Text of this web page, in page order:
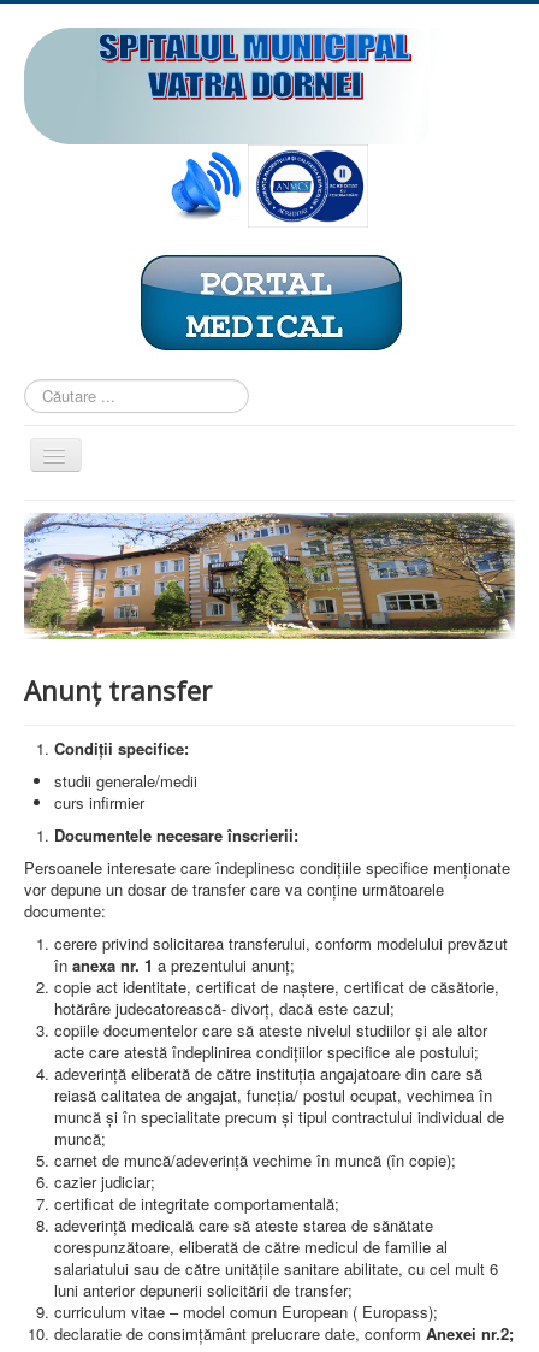
Căutare
...
Comută
navigarea
PREZENTARE
PREZENTARE SPITAL
ISTORIE
ACREDITĂRI/CERTIFICĂRI
CERTIFICAT ACREDITARE SPITAL
STRUCTURA SPITALULUI
SECŢIA OBSTETRICĂ GINECOLOGIE
SECŢIA BOLI INFECŢIOASE
SECŢIA MEDICINĂ INTERNĂ
COMPARTIMENT PEDIATRIE
COMPARTIMENTUL DE PRIMIRE URGENȚE (CPU)
LABORATOARE
LABORATOR DE ANALIZE MEDICALE
LABORATOR DE RADIOLOGIE ŞI IMAGISTICĂ
BLOC STERILIZARE
APARAT FUNCŢIONAL
DISPENSAR DE PNEUMOFTIZIOLOGIE (TBC)
AMBULATORIU INTEGRAT
CABINET PNEUMOLGIE
AMBULATOR BOLI INFECŢIOASE
AMBULATOR OBSTETRICĂ GINECOLOGIE
AMBULATOR CHIRURGIE
AMBULATOR ORTOPEDIE ȘI TRAUMATOLOGIE
AMBULATOR MEDICINĂ INTERNĂ
AMBULATOR NEUROLOGIE
AMBULATOR PEDIATRIE
AMBULATOR ÎNGRIJIRI PALIATIVE
MANAGEMENT
PROIECT DE MANAGEMENT 2026
PLAN STRATEGIC 2021 - 2025
PROIECT DE MANAGEMENT 2021
PROIECT DE MANAGEMENT 2017
CONSILIUL DE ADMINISTRAŢIE
Anunț transfer
Condiții specifice:
studii generale/medii
curs infirmier
Documentele necesare înscrierii:
Persoanele interesate care îndeplinesc condițiile specifice menționate
vor depune un dosar de transfer care va conține următoarele
documente:
cerere privind solicitarea transferului, conform modelului prevăzut
în anexa nr. 1 a prezentului anunț;
copie act identitate, certificat de naștere, certificat de căsătorie,
hotărâre judecatorească- divorț, dacă este cazul;
copiile documentelor care să ateste nivelul studiilor și ale altor
acte care atestă îndeplinirea condițiilor specifice ale postului;
adeverință eliberată de către instituția angajatoare din care să
reiasă calitatea de angajat, funcția/ postul ocupat, vechimea în
muncă și în specialitate precum și tipul contractului individual de
muncă;
carnet de muncă/adeverință vechime în muncă (în copie);
cazier judiciar;
certificat de integritate comportamentală;
adeverinţă medicală care să ateste starea de sănătate
corespunzătoare, eliberată de către medicul de familie al
salariatului sau de către unităţile sanitare abilitate, cu cel mult 6
luni anterior depunerii solicitării de transfer;
curriculum vitae – model comun European ( Europass);
declaratie de consimțământ prelucrare date, conform Anexei nr.2;